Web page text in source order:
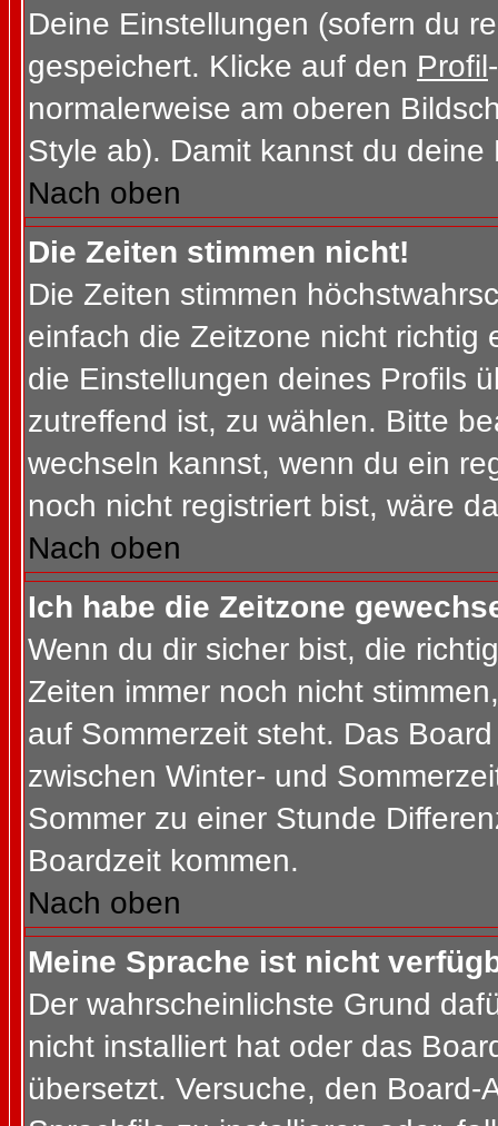
Deine Einstellungen (sofern du
gespeichert. Klicke auf den Profil
normalerweise am oberen
Style ab). Damit kannst du
Nach oben
Die Zeiten stimmen nicht!
Die Zeiten stimmen
einfach die Zeitzone nicht richtig
die Einstellungen deines Profils
zutreffend ist, zu wählen. Bitte
wechseln kannst, wenn du ein
noch nicht registriert bist, wäre
Nach oben
Ich habe die Zeitzone
Wenn du dir sicher bist, die
Zeiten immer noch nicht
auf Sommerzeit steht. Das
zwischen Winter- und
Sommer zu einer Stunde
Boardzeit kommen.
Nach oben
Meine Sprache ist nicht
Der wahrscheinlichste Grund
nicht installiert hat oder das
übersetzt. Versuche, den